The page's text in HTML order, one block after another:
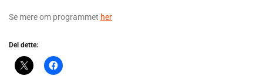
Se mere om programmet her
Del dette: